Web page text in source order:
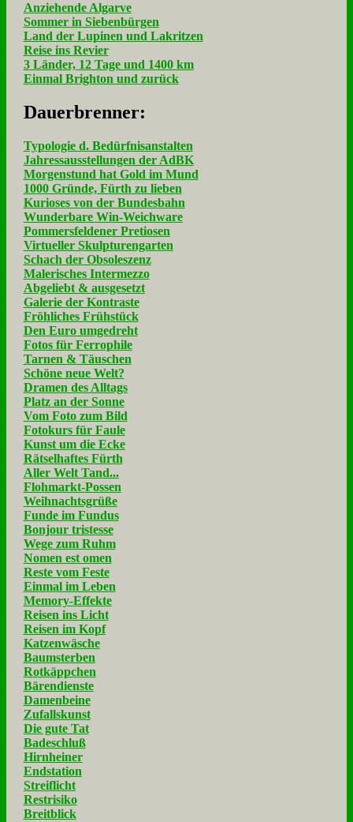
Anziehende Algarve
Sommer in Siebenbürgen
Land der Lupinen und Lakritzen
Reise ins Revier
3 Länder, 12 Tage und 1400 km
Einmal Brighton und zurück
Dau­er­bren­ner:
Typologie d. Bedürfnisanstalten
Jahressausstellungen der AdBK
Morgenstund hat Gold im Mund
1000 Gründe, Fürth zu lieben
Kurioses von der Bundesbahn
Wunderbare Win-Weichware
Pommersfeldener Pretiosen
Virtueller Skulpturengarten
Schach der Obsoleszenz
Malerisches Intermezzo
Abgeliebt & ausgesetzt
Galerie der Kontraste
Fröhliches Frühstück
Den Euro umgedreht
Fotos für Ferrophile
Tarnen & Täuschen
Schöne neue Welt?
Dramen des Alltags
Platz an der Sonne
Vom Foto zum Bild
Fotokurs für Faule
Kunst um die Ecke
Rätselhaftes Fürth
Aller Welt Tand...
Flohmarkt-Possen
Weihnachtsgrüße
Funde im Fundus
Bonjour tristesse
Wege zum Ruhm
Nomen est omen
Reste vom Feste
Einmal im Leben
Memory-Effekte
Reisen ins Licht
Reisen im Kopf
Katzenwäsche
Baumsterben
Rotkäppchen
Bärendienste
Damenbeine
Zufallskunst
Die gute Tat
Badeschluß
Hirnheiner
Endstation
Streiflicht
Restrisiko
Breitblick